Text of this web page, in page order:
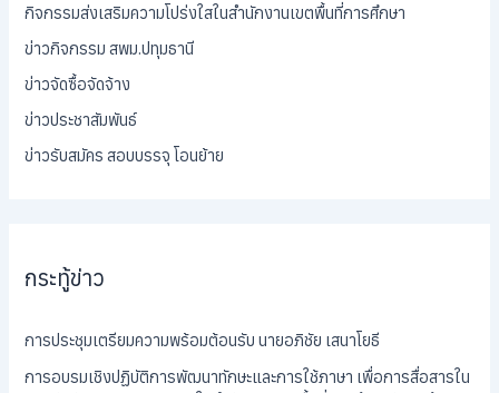
กิจกรรมส่งเสริมความโปร่งใสในสำนักงานเขตพื้นที่การศึกษา
ข่าวกิจกรรม สพม.ปทุมธานี
ข่าวจัดซื้อจัดจ้าง
ข่าวประชาสัมพันธ์
ข่าวรับสมัคร สอบบรรจุ โอนย้าย
กระทู้ข่าว
การประชุมเตรียมความพร้อมต้อนรับ นายอภิชัย เสนาโยธี
การอบรมเชิงปฏิบัติการพัฒนาทักษะและการใช้ภาษา เพื่อการสื่อสารใน